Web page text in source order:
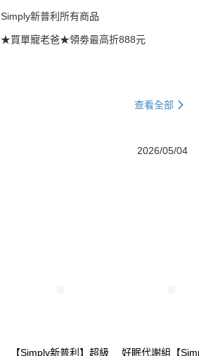
Simply新普利所有商品
★買單寵老爸★領劵最高折888元
查看全部
2026/05/04
【Simply新普利】超級 好眠代謝組【